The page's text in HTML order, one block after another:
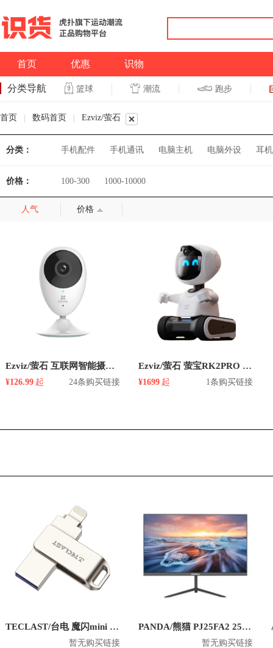
首页 优惠 识物
分类导航 篮球 潮流 跑步
首页 数码首页 Ezviz/萤石
分类： 手机配件 手机通讯 电脑主机 电脑外设 耳
价格： 100-300 1000-10000
人气 价格
Ezviz/萤石 互联网智能摄像头
¥126.99 起 24条购买链接
Ezviz/萤石 萤宝RK2PRO 智能儿童机器人
¥1699 起 1条购买链接
TECLAST/台电 魔闪mini U盘
暂无购买链接
PANDA/熊猫 PJ25FA2 25寸1080P平面显示器
暂无购买链接